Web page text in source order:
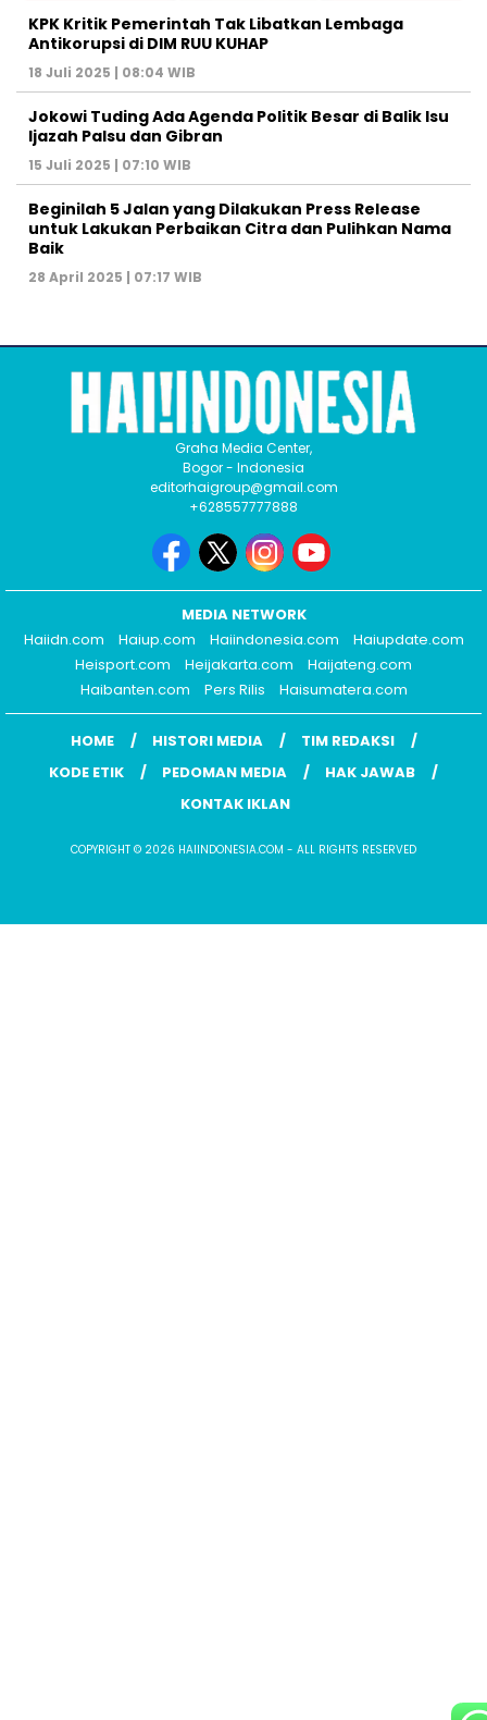
KPK Kritik Pemerintah Tak Libatkan Lembaga
Antikorupsi di DIM RUU KUHAP
18 Juli 2025 | 08:04 WIB
Jokowi Tuding Ada Agenda Politik Besar di Balik Isu
Ijazah Palsu dan Gibran
15 Juli 2025 | 07:10 WIB
Beginilah 5 Jalan yang Dilakukan Press Release
untuk Lakukan Perbaikan Citra dan Pulihkan Nama
Baik
28 April 2025 | 07:17 WIB
Graha Media Center,
Bogor - Indonesia
editorhaigroup@gmail.com
+628557777888
MEDIA NETWORK
Haiidn.com
Haiup.com Haiindonesia.com
Haiupdate.com
Heisport.com
Heijakarta.com
Haijateng.com
Haibanten.com
Pers Rilis Haisumatera.com
HOME HISTORI MEDIA
TIM REDAKSI
KODE ETIK
PEDOMAN MEDIA
HAK JAWAB
KONTAK IKLAN
COPYRIGHT © 2026 HAIINDONESIA.COM - ALL RIGHTS RESERVED